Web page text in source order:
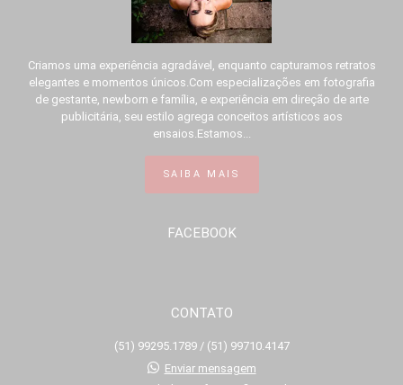
Criamos uma experiência agradável, enquanto capturamos retratos
elegantes e momentos únicos.Com especializações em fotografia
de gestante, newborn e família, e experiência em direção de arte
publicitária, seu estilo agrega conceitos artísticos aos
ensaios.Estamos...
SAIBA MAIS
FACEBOOK
CONTATO
(51) 99295.1789 / (51) 99710.4147
Enviar mensagem